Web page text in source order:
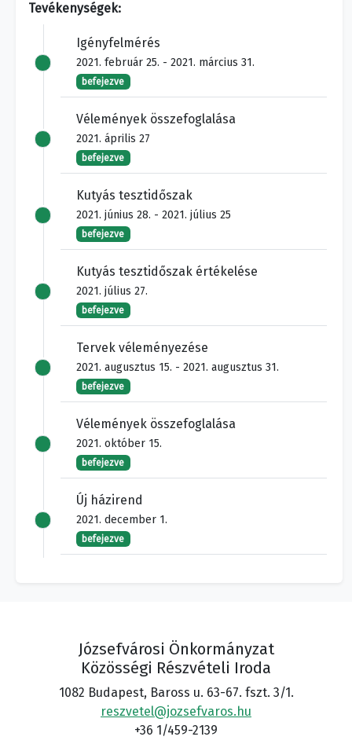
Tevékenységek:
Igényfelmérés
2021. február 25. - 2021. március 31.
befejezve
Vélemények összefoglalása
2021. április 27
befejezve
Kutyás tesztidőszak
2021. június 28. - 2021. július 25
befejezve
Kutyás tesztidőszak értékelése
2021. július 27.
befejezve
Tervek véleményezése
2021. augusztus 15. - 2021. augusztus 31.
befejezve
Vélemények összefoglalása
2021. október 15.
befejezve
Új házirend
2021. december 1.
befejezve
Józsefvárosi Önkormányzat
Közösségi Részvételi Iroda
1082 Budapest, Baross u. 63-67. fszt. 3/1.
reszvetel@jozsefvaros.hu
+36 1/459-2139